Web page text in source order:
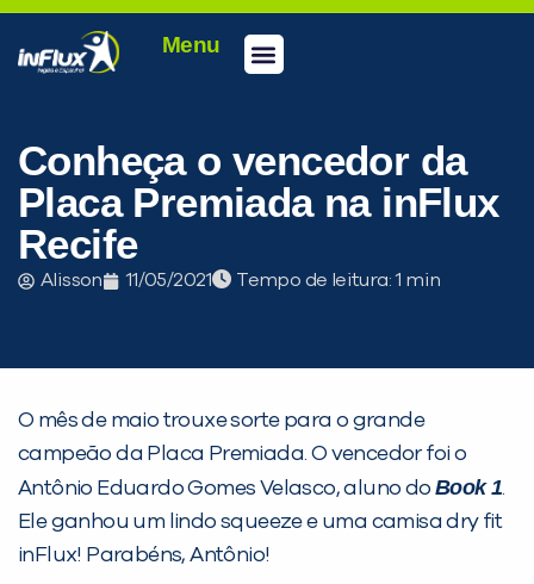
Menu
Conheça o vencedor da
Placa Premiada na inFlux
Recife
Alisson 11/05/2021 Tempo de leitura:
O mês de maio trouxe sorte para o grande
campeão da Placa Premiada. O vencedor foi o
Antônio Eduardo Gomes Velasco, aluno do Book 1.
Ele ganhou um lindo squeeze e uma camisa dry fit
inFlux! Parabéns, Antônio!
PEÇA UMA DEMONSTRAÇÃO DE MÉTODO
Não encontramos nenhuma unidade
inFlux nesta cidade ou bairro que